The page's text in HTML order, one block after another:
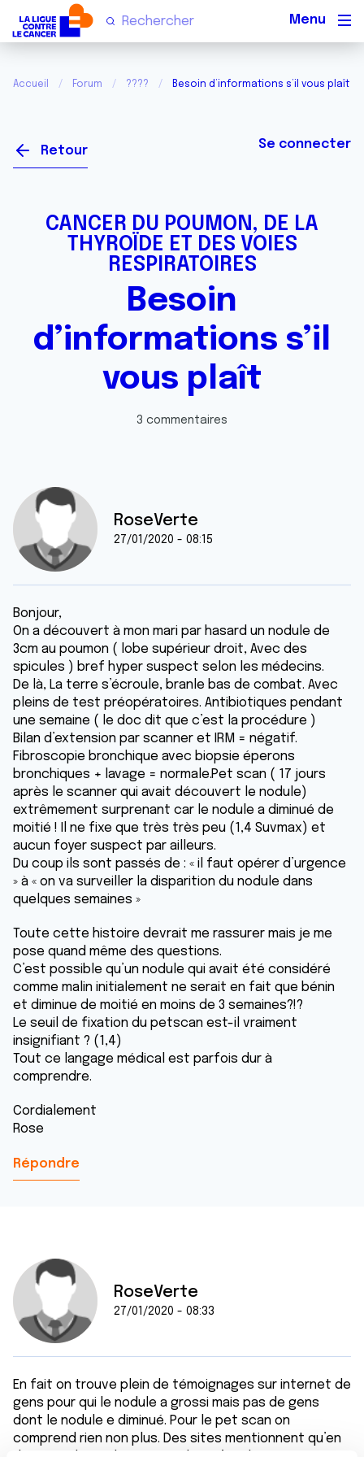
Accueil Forum ???? Besoin d’informations s’il vous plaît
Retour Se connecter
CANCER DU POUMON, DE LA
THYROÏDE ET DES VOIES
RESPIRATOIRES
Besoin
d’informations s’il
vous plaît
3 commentaires
RoseVerte
27/01/2020 - 08:15
Bonjour,
On a découvert à mon mari par hasard un nodule de
3cm au poumon ( lobe supérieur droit, Avec des
spicules ) bref hyper suspect selon les médecins.
De là, La terre s’écroule, branle bas de combat. Avec
pleins de test préopératoires. Antibiotiques pendant
une semaine ( le doc dit que c’est la procédure )
Bilan d’extension par scanner et IRM = négatif.
Fibroscopie bronchique avec biopsie éperons
bronchiques + lavage = normale.Pet scan ( 17 jours
après le scanner qui avait découvert le nodule)
extrêmement surprenant car le nodule a diminué de
moitié ! Il ne fixe que très très peu (1,4 Suvmax) et
aucun foyer suspect par ailleurs.
Du coup ils sont passés de : « il faut opérer d’urgence
» à « on va surveiller la disparition du nodule dans
quelques semaines »
Toute cette histoire devrait me rassurer mais je me
pose quand même des questions.
C’est possible qu’un nodule qui avait été considéré
comme malin initialement ne serait en fait que bénin
et diminue de moitié en moins de 3 semaines?!?
Le seuil de fixation du petscan est-il vraiment
insignifiant ? (1,4)
Tout ce langage médical est parfois dur à
comprendre.
Cordialement
Rose
Répondre
RoseVerte
27/01/2020 - 08:33
En fait on trouve plein de témoignages sur internet de
gens pour qui le nodule a grossi mais pas de gens
dont le nodule e diminué. Pour le pet scan on
comprend rien non plus. Des sites mentionnent qu’en